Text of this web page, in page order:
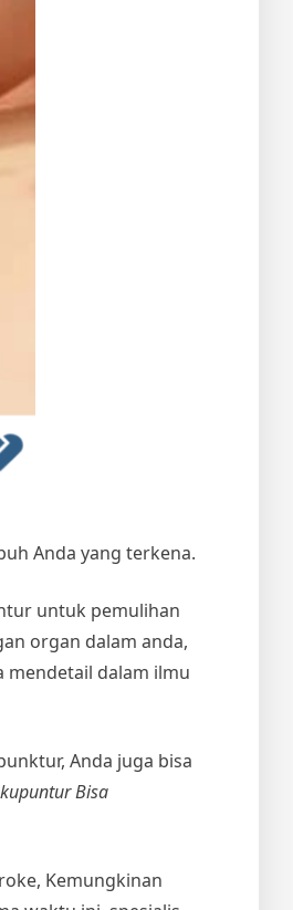
Anda yang terkena.
untuk pemulihan
organ dalam anda,
mendetail dalam ilmu
Anda juga bisa
Bisa
Kemungkinan